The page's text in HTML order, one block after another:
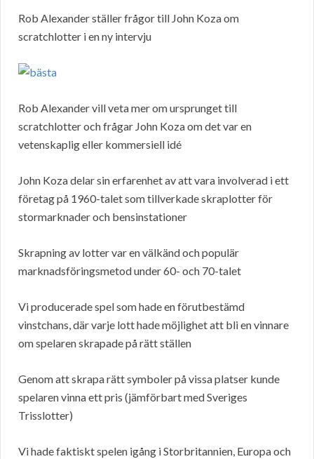
Rob Alexander ställer frågor till John Koza om
scratchlotter i en ny intervju
Rob Alexander vill veta mer om ursprunget till
scratchlotter och frågar John Koza om det var en
vetenskaplig eller kommersiell idé
John Koza delar sin erfarenhet av att vara involverad i ett
företag på 1960-talet som tillverkade skraplotter för
stormarknader och bensinstationer
Skrapning av lotter var en välkänd och populär
marknadsföringsmetod under 60- och 70-talet
Vi producerade spel som hade en förutbestämd
vinstchans, där varje lott hade möjlighet att bli en vinnare
om spelaren skrapade på rätt ställen
Genom att skrapa rätt symboler på vissa platser kunde
spelaren vinna ett pris (jämförbart med Sveriges
Trisslotter)
Vi hade faktiskt spelen igång i Storbritannien, Europa och